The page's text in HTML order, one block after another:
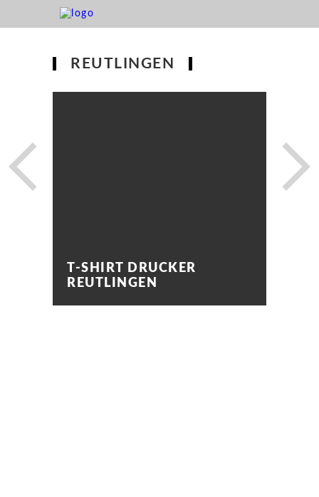
REUTLINGEN
T-SHIRT DRUCKER
REUTLINGEN